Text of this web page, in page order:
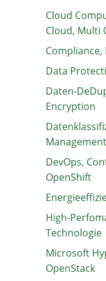
Cloud
Cloud, Multi
Compliance,
Data
Daten-
Encryption
Management
DevOps,
OpenShift
High-
Technologie
Microsoft
OpenStack